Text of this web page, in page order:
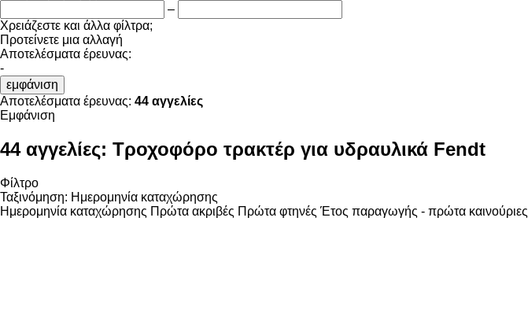
–
Χρειάζεστε και άλλα φίλτρα;
Προτείνετε μια αλλαγή
Αποτελέσματα έρευνας:
-
εμφάνιση
Αποτελέσματα έρευνας: 44 αγγελίες
Εμφάνιση
44 αγγελίες: Τροχοφόρο τρακτέρ για υδραυλικά Fendt
Φίλτρο
Ταξινόμηση: Ημερομηνία καταχώρησης
Ημερομηνία καταχώρησης Πρώτα ακριβές Πρώτα φτηνές Έτος παραγωγής - πρώτα καινούριες